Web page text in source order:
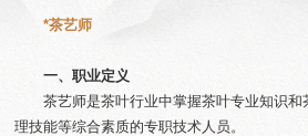
*茶艺师
一、职业定义
茶艺师是茶叶行业中掌握茶叶专业知识和
理技能等综合素质的专职技术人员。